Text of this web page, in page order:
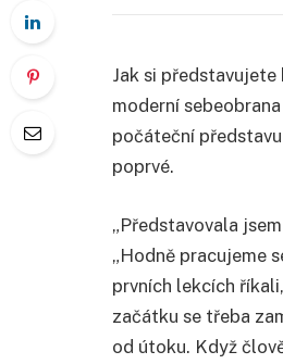
Jak si
moderní
počáteční
poprvé.
„Představovala
„Hodně pracujeme
prvních lekcích
začátku se třeba
od útoku. Když